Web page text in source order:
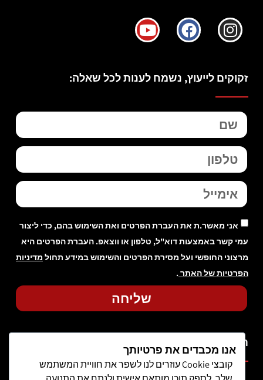
זקוקים לייעוץ, נשמח לענות לכל שאלה:
אני מאשר.ת את העברת הפרטים ואת השימוש בהם, כדי ליצור
עמי קשר באמצעות דוא"ל, טלפון או ווצאפ. העברת הפרטים היא
מרצוני החופשי ועל מסירת הפרטים והשימוש במידע תחול מדיניות
הפרטיות של האתר.
שליחה
תפריט
אנו מכבדים את פרטיותך
קובצי Cookie עוזרים לנו לשפר את חוויית המשתמש